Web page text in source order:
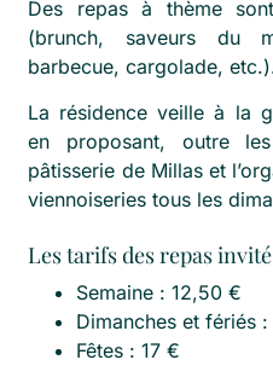
Des repas à thème
(brunch, saveurs du
barbecue, cargolade,
La résidence veille à la
en proposant, outre
pâtisserie de Millas et
viennoiseries tous les
Les tarifs des repas
Semaine : 12,50 €
Dimanches et fériés :
Fêtes : 17 €